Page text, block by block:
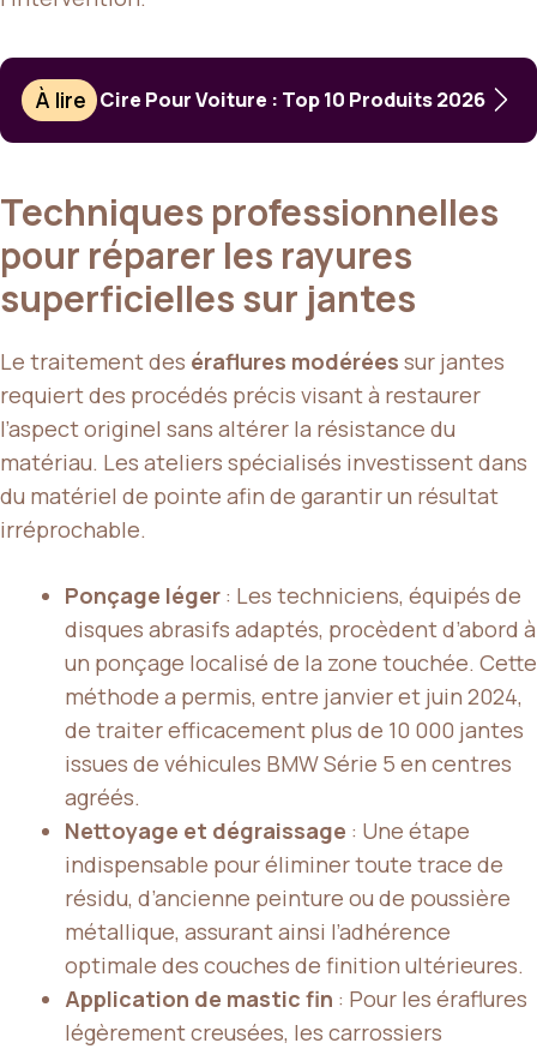
À lire Cire Pour Voiture : Top 10 Produits 2026
Techniques professionnelles
pour réparer les rayures
superficielles sur jantes
Le traitement des éraflures modérées sur jantes
requiert des procédés précis visant à restaurer
l’aspect originel sans altérer la résistance du
matériau. Les ateliers spécialisés investissent dans
du matériel de pointe afin de garantir un résultat
irréprochable.
Ponçage léger : Les techniciens, équipés de
disques abrasifs adaptés, procèdent d’abord à
un ponçage localisé de la zone touchée. Cette
méthode a permis, entre janvier et juin 2024,
de traiter efficacement plus de 10 000 jantes
issues de véhicules BMW Série 5 en centres
agréés.
Nettoyage et dégraissage : Une étape
indispensable pour éliminer toute trace de
résidu, d’ancienne peinture ou de poussière
métallique, assurant ainsi l’adhérence
optimale des couches de finition ultérieures.
Application de mastic fin : Pour les éraflures
légèrement creusées, les carrossiers